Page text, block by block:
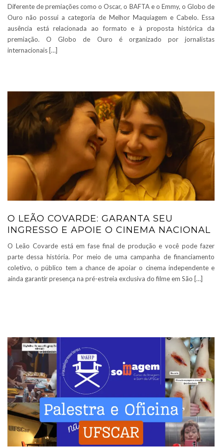
Diferente de premiações como o Oscar, o BAFTA e o Emmy, o Globo de
Ouro não possui a categoria de Melhor Maquiagem e Cabelo. Essa
ausência está relacionada ao formato e à proposta histórica da
premiação. O Globo de Ouro é organizado por jornalistas
internacionais […]
O LEÃO COVARDE: GARANTA SEU
INGRESSO E APOIE O CINEMA NACIONAL
O Leão Covarde está em fase final de produção e você pode fazer
parte dessa história. Por meio de uma campanha de financiamento
coletivo, o público tem a chance de apoiar o cinema independente e
ainda garantir presença na pré-estreia exclusiva do filme em São […]